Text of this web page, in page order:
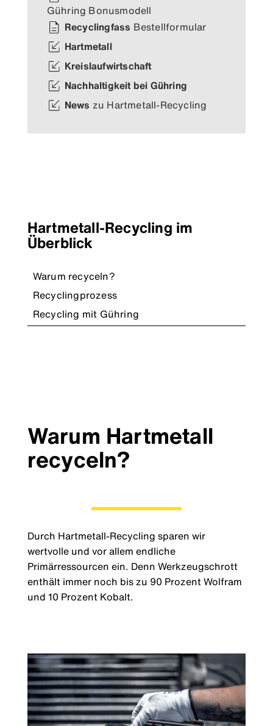
Gühring Bonusmodell
Recyclingfass Bestellformular
Hartmetall
Kreislaufwirtschaft
Nachhaltigkeit bei Gühring
News zu Hartmetall-Recycling
Hartmetall-Recycling im
Überblick
Warum recyceln?
Recyclingprozess
Recycling mit Gühring
Warum Hartmetall
recyceln?
Durch Hartmetall-Recycling sparen wir
wertvolle und vor allem endliche
Primärressourcen ein.​ Denn Werkzeugschrott
enthält immer noch bis zu 90 Prozent Wolfram
und 10 Prozent Kobalt.